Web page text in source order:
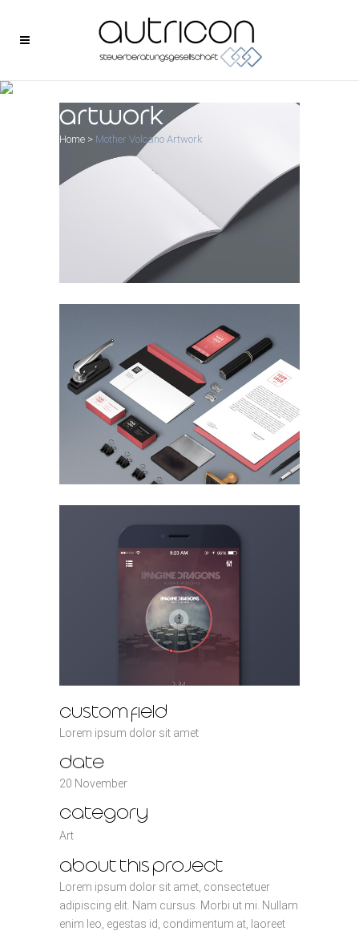
artwork
Home > Mother Volcano Artwork
custom field
Lorem ipsum dolor sit amet
date
20 November
category
Art
about this project
Lorem ipsum dolor sit amet, consectetuer
adipiscing elit. Nam cursus. Morbi ut mi. Nullam
enim leo, egestas id, condimentum at, laoreet